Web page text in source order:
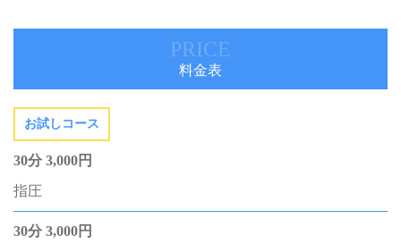
PRICE
料金表
お試しコース
30分 3,000円
指圧
30分 3,000円